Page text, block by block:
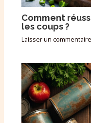
Comment
les coups ?
Laisser un commentaire